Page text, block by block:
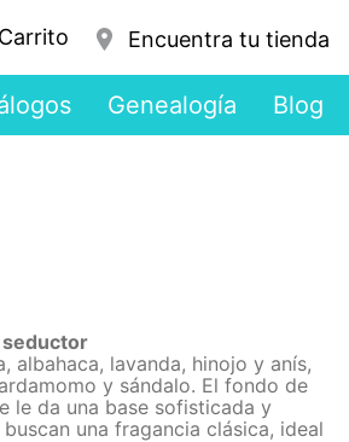
Encuentra tu tienda
Genealogía Blog
seductor
albahaca, lavanda, hinojo y anís,
y sándalo. El fondo de
le da una base sofisticada y
una fragancia clásica, ideal